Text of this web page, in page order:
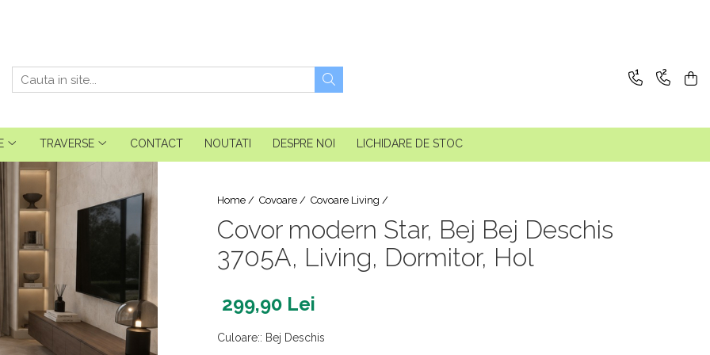
1 2
TRAVERSE CONTACT NOUTATI DESPRE NOI LICHIDARE DE STOC
Home / Covoare / Covoare Living /
Covor modern Star, Bej Bej Deschis
3705A, Living, Dormitor, Hol
299,90 Lei
Culoare:: Bej Deschis